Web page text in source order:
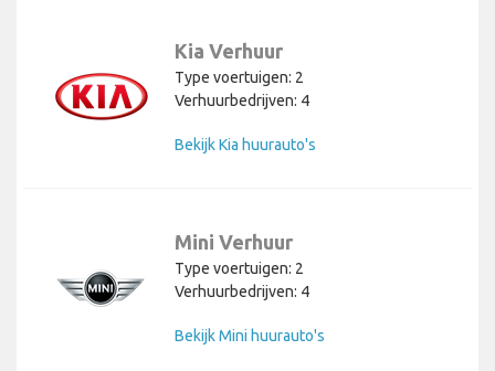
Kia Verhuur
Type voertuigen: 2
Verhuurbedrijven: 4
Bekijk Kia huurauto's
Mini Verhuur
Type voertuigen: 2
Verhuurbedrijven: 4
Bekijk Mini huurauto's